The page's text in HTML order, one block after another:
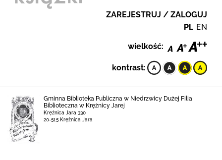
ZAREJESTRUJ / ZALOGUJ
PL EN
wielkość:
kontrast:
Gminna Biblioteka Publiczna w Niedrzwicy Dużej Filia
Biblioteczna w Krężnicy Jarej
Krężnica Jara 330
20-515 Krężnica Jara